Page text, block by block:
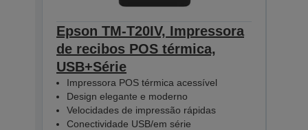
Epson TM-T20IV, Impressora
de recibos POS térmica,
USB+Série
Impressora POS térmica acessível
Design elegante e moderno
Velocidades de impressão rápidas
Conectividade USB/em série